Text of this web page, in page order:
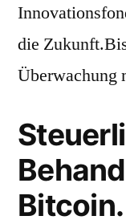
die
Überwachung
Bitcoin.